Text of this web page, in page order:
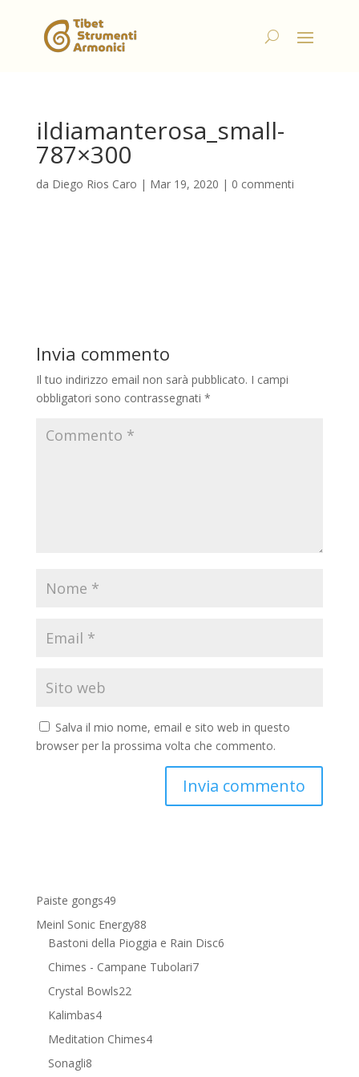
ildiamanterosa_small-
787×300
da Diego Rios Caro | Mar 19, 2020 | 0 commenti
Invia commento
Il tuo indirizzo email non sarà pubblicato. I campi
obbligatori sono contrassegnati *
Salva il mio nome, email e sito web in questo
browser per la prossima volta che commento.
Paiste gongs4949
prodotti
Meinl Sonic Energy8888
prodotti
Bastoni della Pioggia e Rain Disc66
Chimes - Campane Tubolari77
Crystal Bowls2222
Kalimbas44
prodotti
Meditation Chimes44
Sonagli88